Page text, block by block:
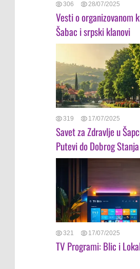
306 28/07/2025
Vesti o organizovanom
Šabac i srpski klanovi
319 17/07/2025
Savet za Zdravlje u
Putevi do Dobrog Stanja
321 17/07/2025
TV Programi: Blic i